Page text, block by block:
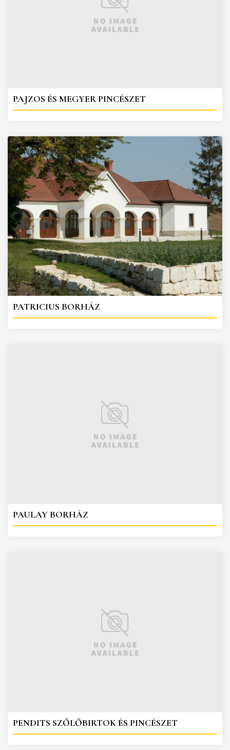
PAJZOS ÉS MEGYER PINCÉSZET
PATRICIUS BORHÁZ
PAULAY BORHÁZ
PENDITS SZŐLŐBIRTOK ÉS PINCÉSZET